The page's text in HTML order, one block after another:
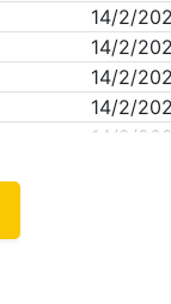
14/2/
14/2/
14/2/
14/2/
14/2/